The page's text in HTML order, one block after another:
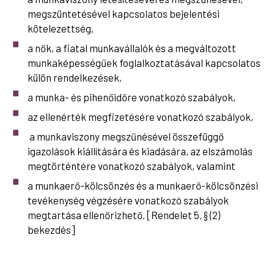
megszüntetésével kapcsolatos bejelentési
kötelezettség,
a nők, a fiatal munkavállalók és a megváltozott
munkaképességűek foglalkoztatásával kapcsolatos
külön rendelkezések,
a munka- és pihenőidőre vonatkozó szabályok,
az ellenérték megfizetésére vonatkozó szabályok,
a munkaviszony megszűnésével összefüggő
igazolások kiállítására és kiadására, az elszámolás
megtörténtére vonatkozó szabályok, valamint
a munkaerő-kölcsönzés és a munkaerő-kölcsönzési
tevékenység végzésére vonatkozó szabályok
megtartása ellenőrizhető. [Rendelet 5. § (2)
bekezdés]